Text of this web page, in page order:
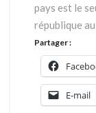
pays est le
république
Partager :
E-mail